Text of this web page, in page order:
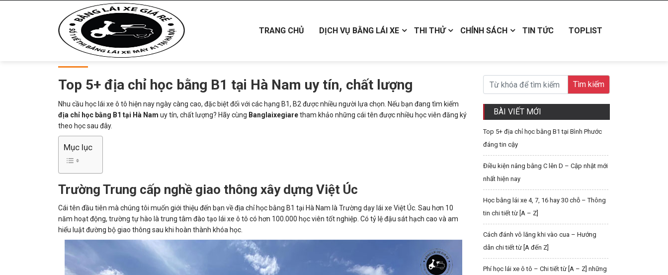
TRANG CHỦ DỊCH VỤ BẰNG LÁI XE THI THỬ CHÍNH SÁCH TIN TỨC TOPLIST
Top 5+ địa chỉ học bằng B1 tại Hà Nam uy tín, chất lượng
Nhu cầu học lái xe ô tô hiện nay ngày càng cao, đặc biệt đối với các hạng B1, B2 được nhiều người lựa chọn. Nếu bạn đang tìm kiếm
địa chỉ học bằng B1 tại Hà Nam uy tín, chất lượng? Hãy cùng Banglaixegiaretham khảo những cái tên được nhiều học viên đăng ký
theo học sau đây.
Mục lục
Trường Trung cấp nghề giao thông xây dựng Việt Úc
Cái tên đầu tiên mà chúng tôi muốn giới thiệu đến bạn về địa chỉ học bằng B1 tại Hà Nam là Trường dạy lái xe Việt Úc. Sau hơn 10
năm hoạt động, trường tự hào là trung tâm đào tạo lái xe ô tô có hơn 100.000 học viên tốt nghiệp. Có tỷ lệ đậu sát hạch cao và am
hiểu luật đường bộ giao thông sau khi hoàn thành khóa học.
BÀI VIẾT MỚI
Top 5+ địa chỉ học bằng B1 tại Bình Phước
đáng tin cậy
Điều kiện nâng bằng C lên D – Cập nhật mới
nhất hiện nay
Học bằng lái xe 4, 7, 16 hay 30 chỗ – Thông
tin chi tiết từ [A – Z]
Cách đánh vô lăng khi vào cua – Hướng
dẫn chi tiết từ [A đến Z]
Phí học lái xe ô tô – Chi tiết từ [A – Z] những